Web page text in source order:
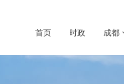
首页 时政 成都